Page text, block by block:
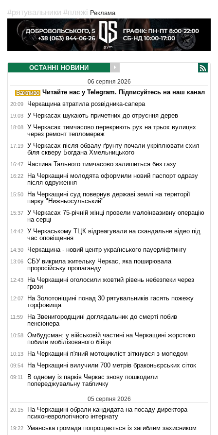
#рятувальники #пляжі Реклама
ОСТАННІ НОВИНИ
06 серпня 2026
Читайте нас у Telegram. Підписуйтесь на наш канал
20:09 Черкащина втратила розвідника-сапера
19:03 У Черкасах шукають причетних до отруєння дерев
18:08
У Черкасах тимчасово перекриють рух на трьох вулицях
через ремонт тепломереж
17:19
У Черкасах після обвалу ґрунту почали укріплювати схил
біля скверу Богдана Хмельницького
16:47 Частина Тального тимчасово залишиться без газу
16:22
На Черкащині молодята оформили новий паспорт одразу
після одруження
15:50
На Черкащині суд повернув державі землі на території
парку "Нижньосульський"
15:37
У Черкасах 75-річній жінці провели малоінвазивну операцію
на серці
14:42
У Черкаському ТЦК відреагували на скандальне відео під
час оповіщення
14:30 Черкащина - новий центр українського пауерліфтингу
13:06
СБУ викрила жительку Черкас, яка поширювала
проросійську пропаганду
12:43
На Черкащині оголосили жовтий рівень небезпеки через
грози
12:07
На Золотоніщині понад 30 рятувальників гасять пожежу
торфовища
11:59
На Звенигородщині доглядальник до смерті побив
пенсіонера
10:58
Омбудсман: у військовій частині на Черкащині жорстоко
побили мобілізованого бійця
10:13 На Черкащині п'яний мотоцикліст зіткнувся з мопедом
09:54 На Черкащині вилучили 700 метрів браконьєрських сіток
09:11
В одному із парків Черкас знову пошкодили
попереджувальну табличку
05 серпня 2026
20:15
На Черкащині обрали кандидата на посаду директора
психоневрологічного інтернату
19:22 Уманська громада попрощається із загиблим захисником